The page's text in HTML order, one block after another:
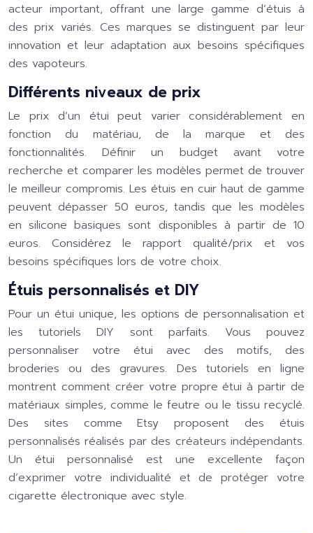
acteur important, offrant une large gamme d’étuis à
des prix variés. Ces marques se distinguent par leur
innovation et leur adaptation aux besoins spécifiques
des vapoteurs.
Différents niveaux de prix
Le prix d’un étui peut varier considérablement en
fonction du matériau, de la marque et des
fonctionnalités. Définir un budget avant votre
recherche et comparer les modèles permet de trouver
le meilleur compromis. Les étuis en cuir haut de gamme
peuvent dépasser 50 euros, tandis que les modèles
en silicone basiques sont disponibles à partir de 10
euros. Considérez le rapport qualité/prix et vos
besoins spécifiques lors de votre choix.
Étuis personnalisés et DIY
Pour un étui unique, les options de personnalisation et
les tutoriels DIY sont parfaits. Vous pouvez
personnaliser votre étui avec des motifs, des
broderies ou des gravures. Des tutoriels en ligne
montrent comment créer votre propre étui à partir de
matériaux simples, comme le feutre ou le tissu recyclé.
Des sites comme Etsy proposent des étuis
personnalisés réalisés par des créateurs indépendants.
Un étui personnalisé est une excellente façon
d’exprimer votre individualité et de protéger votre
cigarette électronique avec style.